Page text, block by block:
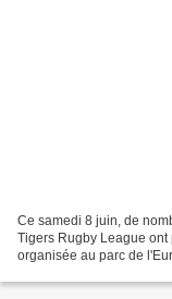
Ce samedi 8 juin, de
Tigers Rugby League ont
organisée au parc de